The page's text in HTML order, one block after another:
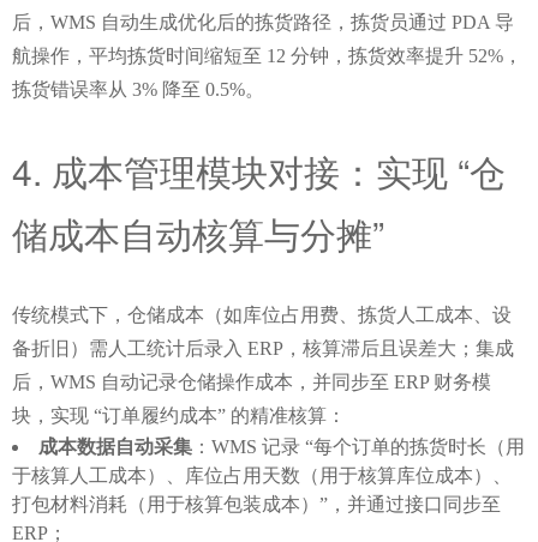
后，WMS 自动生成优化后的拣货路径，拣货员通过 PDA 导
航操作，平均拣货时间缩短至 12 分钟，拣货效率提升 52%，
拣货错误率从 3% 降至 0.5%。
4. 成本管理模块对接：实现 “仓
储成本自动核算与分摊”
传统模式下，仓储成本（如库位占用费、拣货人工成本、设
备折旧）需人工统计后录入 ERP，核算滞后且误差大；集成
后，WMS 自动记录仓储操作成本，并同步至 ERP 财务模
块，实现 “订单履约成本” 的精准核算：
成本数据自动采集 ：WMS 记录 “每个订单的拣货时长（用
于核算人工成本）、库位占用天数（用于核算库位成本）、
打包材料消耗（用于核算包装成本）”，并通过接口同步至
ERP；